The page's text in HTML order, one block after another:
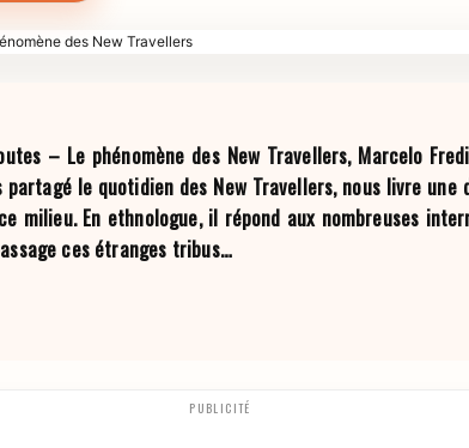
– Le phénomène des New Travellers, Marcelo
partagé le quotidien des New Travellers, nous livre
milieu. En ethnologue, il répond aux nombreuses
ces étranges tribus…
PUBLICITÉ